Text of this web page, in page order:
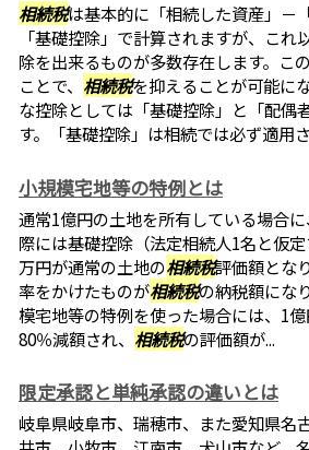
相続税は基本的に「相続した資産」－
「基礎控除」で計算されますが、これ
除を出来るものが多数存在します。こ
ことで、 相続税を抑えることが可能に
な控除としては「基礎控除」と「配偶
す。「基礎控除」は相続では必ず適用
小規模宅地等の特例とは
通常1億円の土地を所有している場合
際には基礎控除（法定相続人1名と仮
万円が通常の土地の相続税評価額とな
率をかけたものが相続税の納税額にな
模宅地等の特例を使った場合には、1
80％減額され、 相続税の評価額が...
限定承認と単純承認の違いとは
岐阜県岐阜市、瑞穂市、また愛知県名